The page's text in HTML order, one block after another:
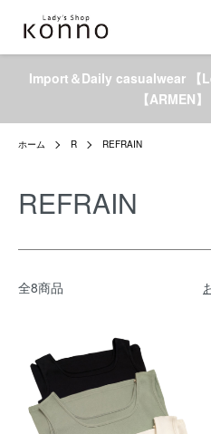
Import＆Daily casualwear 【
【ARMEN
ホーム R REFRAIN
REFRAIN
全8商品